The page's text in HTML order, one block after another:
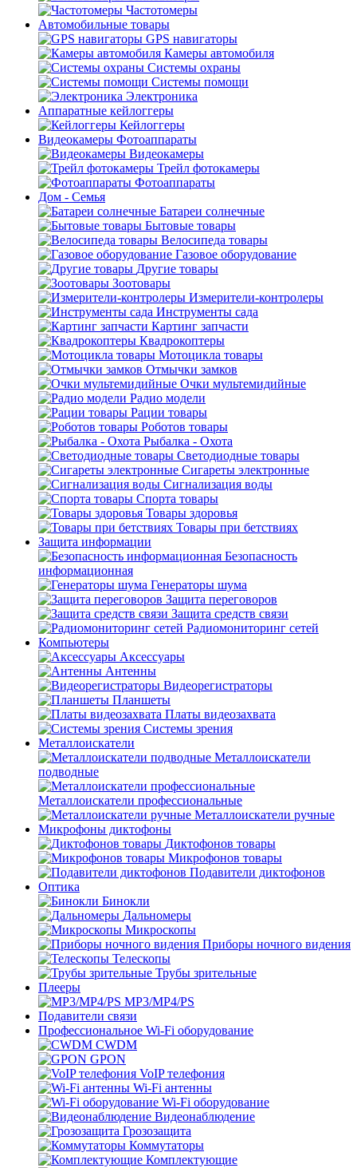
Частотомеры
Автомобильные товары
GPS навигаторы
Камеры автомобиля
Системы охраны
Системы помощи
Электроника
Аппаратные кейлоггеры
Кейлоггеры
Видеокамеры Фотоаппараты
Видеокамеры
Трейл фотокамеры
Фотоаппараты
Дом - Семья
Батареи солнечные
Бытовые товары
Велосипеда товары
Газовое оборудование
Другие товары
Зоотовары
Измерители-контролеры
Инструменты сада
Картинг запчасти
Квадрокоптеры
Мотоцикла товары
Отмычки замков
Очки мультемидийные
Радио модели
Рации товары
Роботов товары
Рыбалка - Охота
Светодиодные товары
Сигареты электронные
Сигнализация воды
Спорта товары
Товары здоровья
Товары при бетствиях
Защита информации
Безопасность
информационная
Генераторы шума
Защита переговоров
Защита средств связи
Радиомониторинг сетей
Компьютеры
Аксессуары
Антенны
Видеорегистраторы
Планшеты
Платы видеозахвата
Системы зрения
Металлоискатели
Металлоискатели
подводные
Металлоискатели профессиональные
Металлоискатели ручные
Микрофоны диктофоны
Диктофонов товары
Микрофонов товары
Подавители диктофонов
Оптика
Бинокли
Дальномеры
Микроскопы
Приборы ночного видения
Телескопы
Трубы зрительные
Плееры
MP3/MP4/PS
Подавители связи
Профессиональное Wi-Fi оборудование
CWDM
GPON
VoIP телефония
Wi-Fi антенны
Wi-Fi оборудование
Видеонаблюдение
Грозозащита
Коммутаторы
Комплектующие